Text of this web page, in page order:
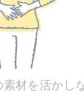
素材を活かし